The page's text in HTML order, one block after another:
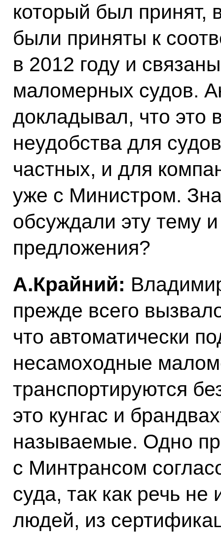
который был принят,
были приняты к
в 2012 году и
маломерных судов.
докладывал, что это
неудобства для
частных, и для
уже с Министром.
обсуждали эту тему
предложения?
А.Крайний:
прежде всего
что автоматически
несамоходные
транспортируются
это кунгас и
называемые. Одно
с Минтрансом
суда, так как речь не
людей, из